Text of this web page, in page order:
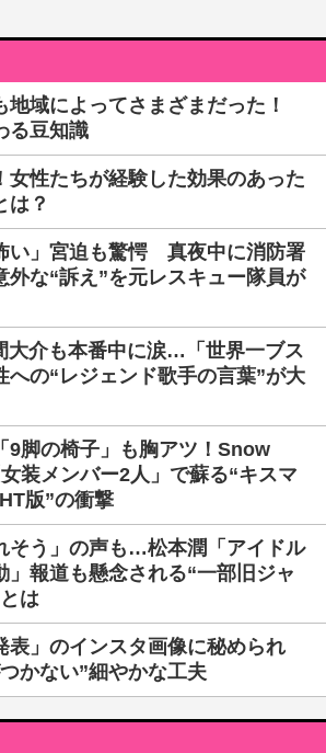
域によってさまざまだった！
る豆知識
女性たちが経験した効果のあった
は？
い」宮迫も驚愕 真夜中に消防署
外な“訴え”を元レスキュー隊員が
大介も本番中に涙…「世界一ブス
への“レジェンド歌手の言葉”が大
9脚の椅子」も胸アツ！Snow
装メンバー2人」で蘇る“キスマ
版”の衝撃
そう」の声も…松本潤「アイドル
」報道も懸念される“一部旧ジャ
は
表」のインスタ画像に秘められ
かない”細やかな工夫